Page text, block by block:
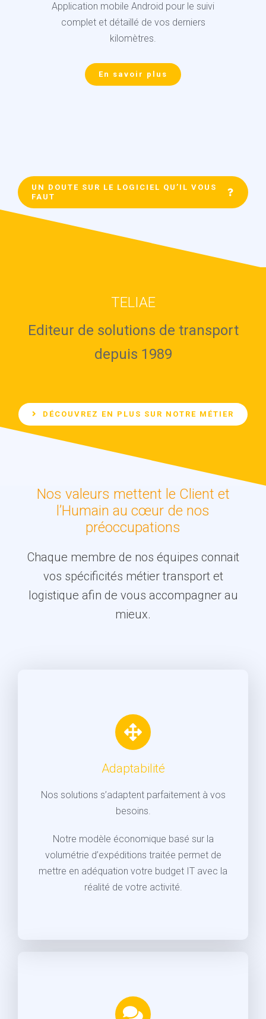
Application mobile Android pour le suivi
complet et détaillé de vos derniers
kilomètres.
En savoir plus
UN DOUTE SUR LE LOGICIEL QU’IL VOUS
FAUT
TELIAE
Editeur de solutions de transport
depuis 1989
DÉCOUVREZ EN PLUS SUR NOTRE MÉTIER
Nos valeurs mettent le Client et
l’Humain au cœur de nos
préoccupations
Chaque membre de nos équipes connait
vos spécificités métier transport et
logistique afin de vous accompagner au
mieux.
Adaptabilité
Nos solutions s’adaptent parfaitement à vos
besoins.
Notre modèle économique basé sur la
volumétrie d’expéditions traitée permet de
mettre en adéquation votre budget IT avec la
réalité de votre activité.